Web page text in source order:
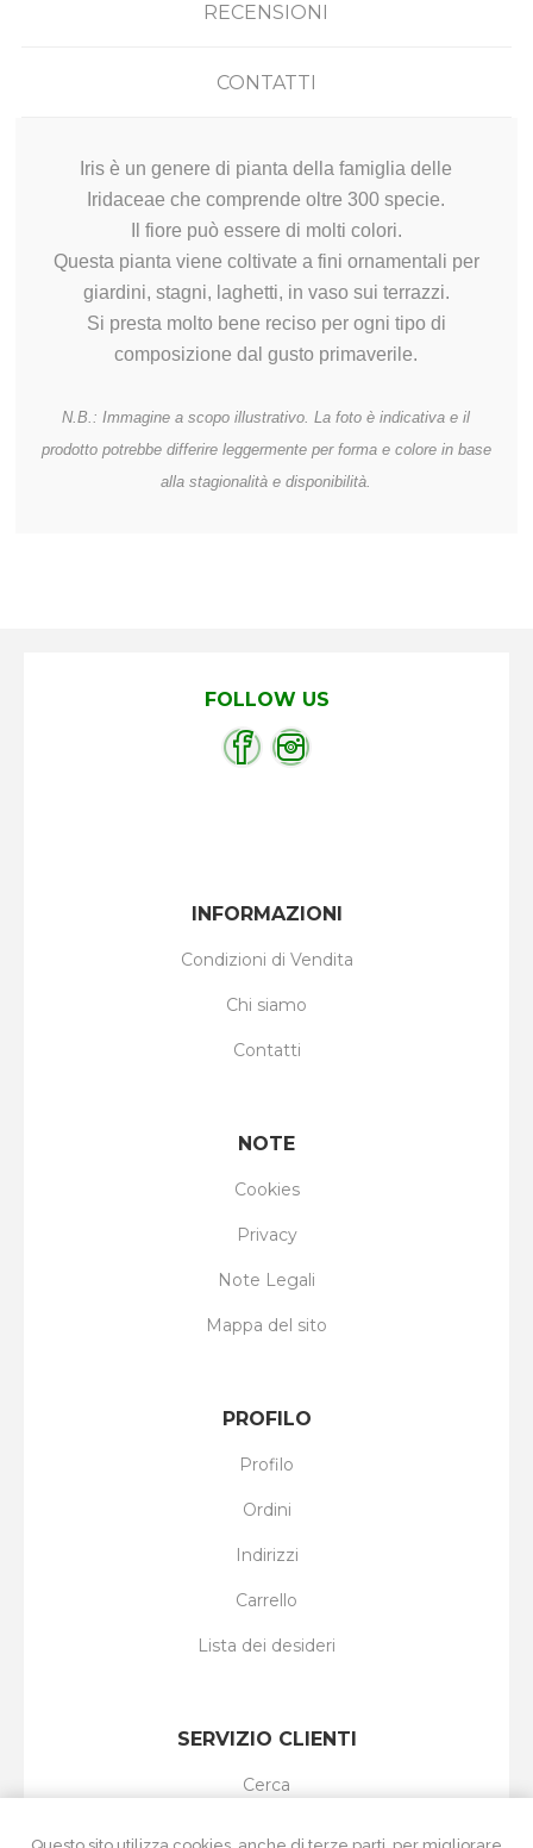
RECENSIONI
CONTATTI
Iris è un genere di pianta della famiglia delle
Iridaceae che comprende oltre 300 specie.
Il fiore può essere di molti colori.
Questa pianta viene coltivate a fini ornamentali per
giardini, stagni, laghetti, in vaso sui terrazzi.
Si presta molto bene reciso per ogni tipo di
composizione dal gusto primaverile.
N.B.: Immagine a scopo illustrativo. La foto è indicativa e il
prodotto potrebbe differire leggermente per forma e colore in base
alla stagionalità e disponibilità.
FOLLOW US
INFORMAZIONI
Condizioni di Vendita
Chi siamo
Contatti
NOTE
Cookies
Privacy
Note Legali
Mappa del sito
PROFILO
Profilo
Ordini
Indirizzi
Carrello
Lista dei desideri
SERVIZIO CLIENTI
Cerca